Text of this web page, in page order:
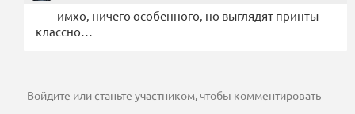
имхо, ничего особенного, но выглядят принты
классно…
Войдите илистаньте участником, чтобы комментировать